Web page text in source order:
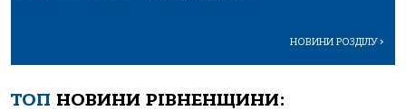
НОВИНИ РОЗДІЛУ>
ТОП НОВИНИ РІВНЕНЩИНИ: